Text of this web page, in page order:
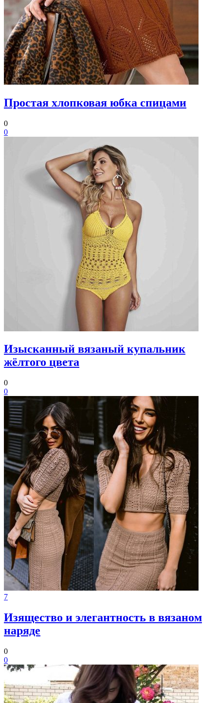
Простая хлопковая юбка спицами
0
0
Изысканный вязаный купальник
жёлтого цвета
0
0
7
Изящество и элегантность в вязаном
наряде
0
0